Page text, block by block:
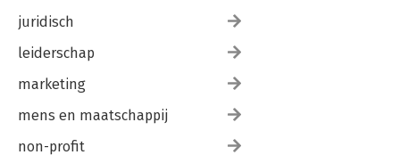
juridisch
leiderschap
marketing
mens en maatschappij
non-profit